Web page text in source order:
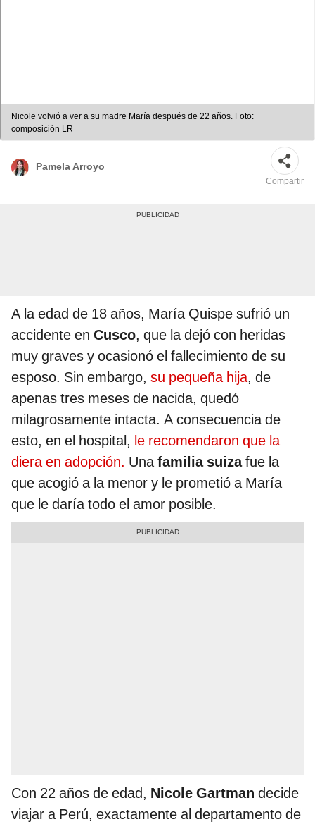
Nicole volvió a ver a su madre María después de 22 años. Foto:
composición LR
Pamela Arroyo
Compartir
A la edad de 18 años, María Quispe sufrió un
accidente en Cusco, que la dejó con heridas
muy graves y ocasionó el fallecimiento de su
esposo. Sin embargo, su pequeña hija, de
apenas tres meses de nacida, quedó
milagrosamente intacta. A consecuencia de
esto, en el hospital, le recomendaron que la
diera en adopción. Unafamilia suizafue la
que acogió a la menor y le prometió a María
que le daría todo el amor posible.
Con 22 años de edad, Nicole Gartman decide
viajar a Perú, exactamente al departamento de